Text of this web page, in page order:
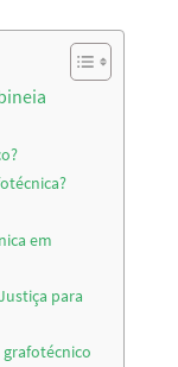
em
para